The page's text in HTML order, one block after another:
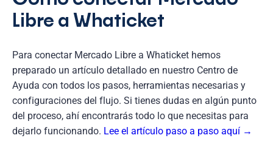
Libre a Whaticket
Para conectar Mercado Libre a Whaticket hemos
preparado un artículo detallado en nuestro Centro de
Ayuda con todos los pasos, herramientas necesarias y
configuraciones del flujo. Si tienes dudas en algún punto
del proceso, ahí encontrarás todo lo que necesitas para
dejarlo funcionando. Lee el artículo paso a paso aquí →